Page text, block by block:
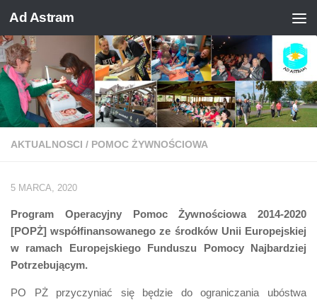
Skip to content
Ad Astram
AKTUALNOSCI / POMOC ŻYWNOŚCIOWA
5 MARCA, 2020
Program Operacyjny Pomoc Żywnościowa 2014-2020
[POPŻ] współfinansowanego ze środków Unii Europejskiej
w ramach Europejskiego Funduszu Pomocy Najbardziej
Potrzebującym.
PO PŻ przyczyniać się będzie do ograniczania ubóstwa